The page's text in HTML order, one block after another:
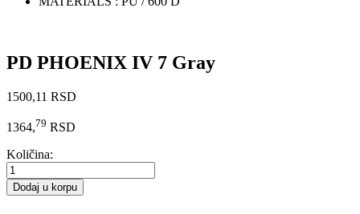
PD PHOENIX IV 7 Gray
1500,11 RSD
1364,79 RSD
Količina:
Dodaj u korpu